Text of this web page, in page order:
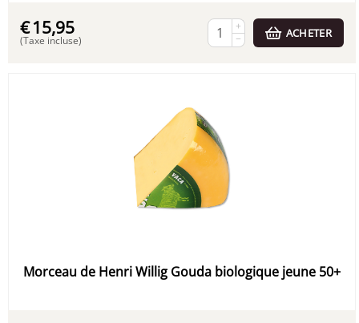
€15,95
(Taxe incluse)
+
−
ACHETER
Morceau de Henri Willig Gouda biologique jeune 50+